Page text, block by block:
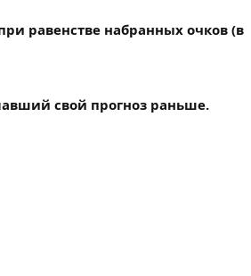
равенстве набранных очков (в
свой прогноз раньше.